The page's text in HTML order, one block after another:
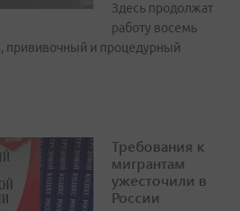
Здесь продолжат
работу восемь
прививочный и процедурный
Требования к
мигрантам
ужесточили в
России